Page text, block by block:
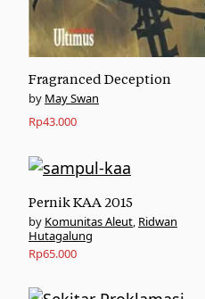
Fragranced Deception
May Swan
Rp43.000
Pernik KAA 2015
Komunitas Aleut, Ridwan
Hutagalung
Rp65.000